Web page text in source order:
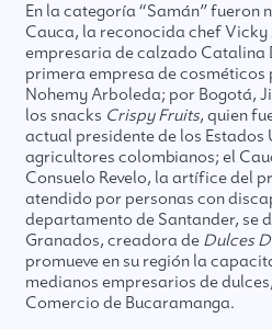
En la categoría “Samán” fueron
Cauca, la reconocida chef
empresaria de calzado Catalina
primera empresa de
Nohemy Arboleda; por Bogotá,
los snacks Crispy Fruits, quien
actual presidente de los Estados
agricultores colombianos; el
Consuelo Revelo, la artífice del
atendido por personas con
departamento de Santander, se
Granados, creadora de Dulces
promueve en su región la
medianos empresarios de
Comercio de Bucaramanga.